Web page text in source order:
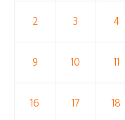
2 3 4
9 10 11
16 17 18